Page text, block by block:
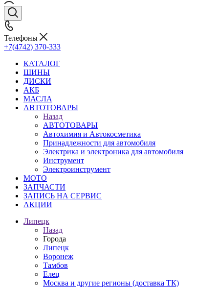
Телефоны
+7(4742) 370-333
КАТАЛОГ
ШИНЫ
ДИСКИ
АКБ
МАСЛА
АВТОТОВАРЫ
Назад
АВТОТОВАРЫ
Автохимия и Автокосметика
Принадлежности для автомобиля
Электрика и электроника для автомобиля
Инструмент
Электроинструмент
МОТО
ЗАПЧАСТИ
ЗАПИСЬ НА СЕРВИС
АКЦИИ
Липецк
Назад
Города
Липецк
Воронеж
Тамбов
Елец
Москва и другие регионы (доставка ТК)